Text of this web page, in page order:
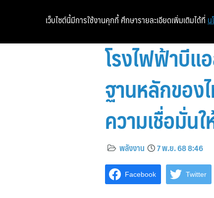
โรงไฟฟ้าบีแ
ฐานหลักของ
ความเชื่อมั่น
พลังงาน 7 พ.ย. 68 8:46
Facebook Twitter
เว็บไซต์นี้มีการใช้งานคุกกี้ ศึกษารายละเอียดเพิ่มเติมได้ที่ น